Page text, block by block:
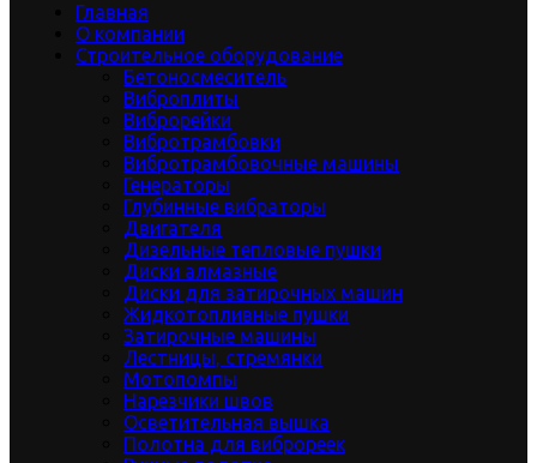
Главная
О компании
Строительное оборудование
Бетоносмеситель
Виброплиты
Виброрейки
Вибротрамбовки
Вибротрамбовочные машины
Генераторы
Глубинные вибраторы
Двигателя
Дизельные тепловые пушки
Диски алмазные
Диски для затирочных машин
Жидкотопливные пушки
Затирочные машины
Лестницы, стремянки
Мотопомпы
Нарезчики швов
Осветительная вышка
Полотна для виброреек